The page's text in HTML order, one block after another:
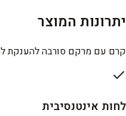
יתרונות המוצר
קרם עם מרקם סורבה להענקת
לחות אינטנסיבית